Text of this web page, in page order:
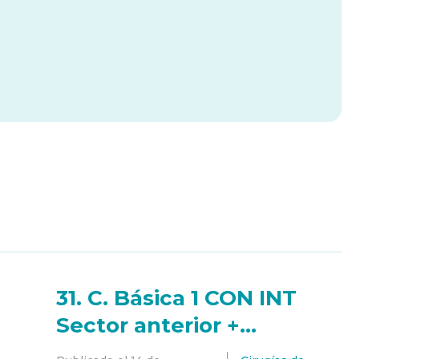
31. C. Básica 1 CON INT
Sector anterior +
Membrana